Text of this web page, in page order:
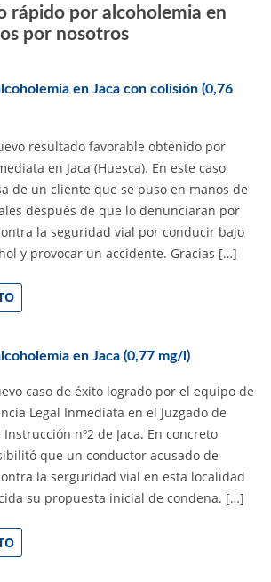
rápido por alcoholemia en
por nosotros
en Jaca con colisión (0,76
resultado favorable obtenido por
en Jaca (Huesca). En este caso
de un cliente que se puso en manos de
después de que lo denunciaran por
la seguridad vial por conducir bajo
y provocar un accidente. Gracias […]
en Jaca (0,77 mg/l)
caso de éxito logrado por el equipo de
Legal Inmediata en el Juzgado de
nº2 de Jaca. En concreto
que un conductor acusado de
la serguridad vial en esta localidad
su propuesta inicial de condena. […]